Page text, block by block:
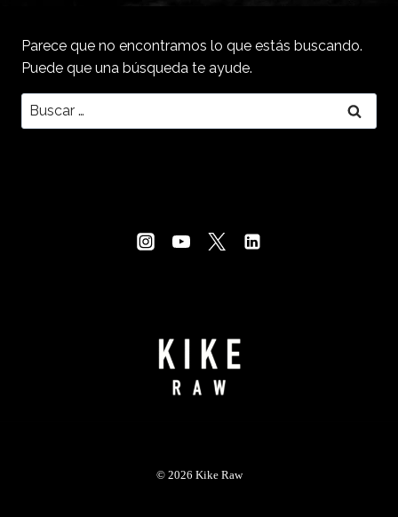
Parece que no encontramos lo que estás buscando.
Puede que una búsqueda te ayude.
Buscar:
© 2026 Kike Raw